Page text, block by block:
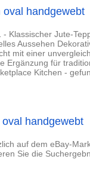
oval handgewebt
Klassischer Jute-
Aussehen
mit einer
Ergänzung für
Kitchen -
handgewebt
auf dem eBay-
Sie die